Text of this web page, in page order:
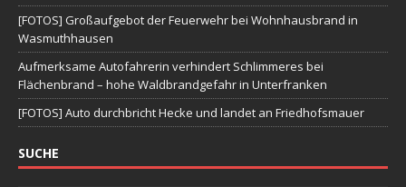
[FOTOS] Großaufgebot der Feuerwehr bei Wohnhausbrand in
Wasmuthhausen
Aufmerksame Autofahrerin verhindert Schlimmeres bei
Flächenbrand – hohe Waldbrandgefahr in Unterfranken
[FOTOS] Auto durchbricht Hecke und landet an Friedhofsmauer
SUCHE